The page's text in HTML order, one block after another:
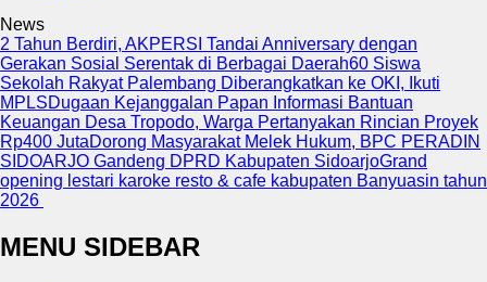
News
2 Tahun Berdiri, AKPERSI Tandai Anniversary dengan
Gerakan Sosial Serentak di Berbagai Daerah60 Siswa
Sekolah Rakyat Palembang Diberangkatkan ke OKI, Ikuti
MPLSDugaan Kejanggalan Papan Informasi Bantuan
Keuangan Desa Tropodo, Warga Pertanyakan Rincian Proyek
Rp400 JutaDorong Masyarakat Melek Hukum, BPC PERADIN
SIDOARJO Gandeng DPRD Kabupaten SidoarjoGrand
opening lestari karoke resto & cafe kabupaten Banyuasin tahun
2026
MENU SIDEBAR